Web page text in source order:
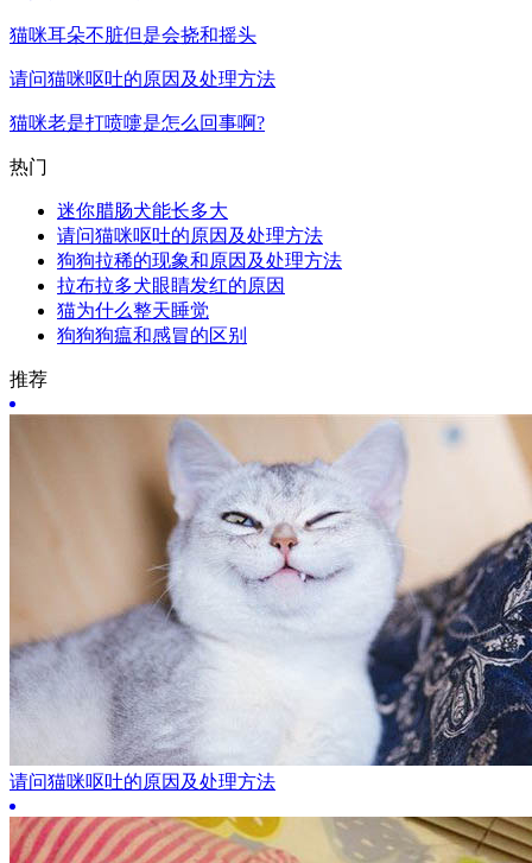
猫咪耳朵不脏但是会挠和摇头
请问猫咪呕吐的原因及处理方法
猫咪老是打喷嚏是怎么回事啊?
热门
迷你腊肠犬能长多大
请问猫咪呕吐的原因及处理方法
狗狗拉稀的现象和原因及处理方法
拉布拉多犬眼睛发红的原因
猫为什么整天睡觉
狗狗狗瘟和感冒的区别
推荐
请问猫咪呕吐的原因及处理方法